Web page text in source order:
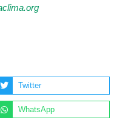
Twitter
WhatsApp